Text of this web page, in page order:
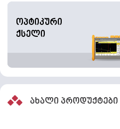
ოპტიკური
ქსელი
ახალი პროდუქტები